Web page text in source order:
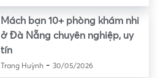
Mách bạn 10+ phòng khám nhi
ở Đà Nẵng chuyên nghiệp, uy
tín
Trang Huỳnh- 30/05/2026